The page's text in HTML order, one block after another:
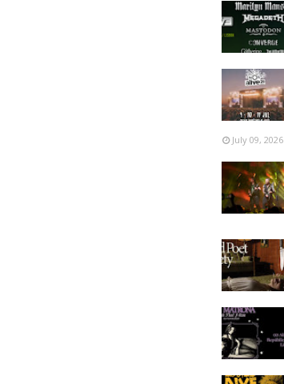
July 09, 2026